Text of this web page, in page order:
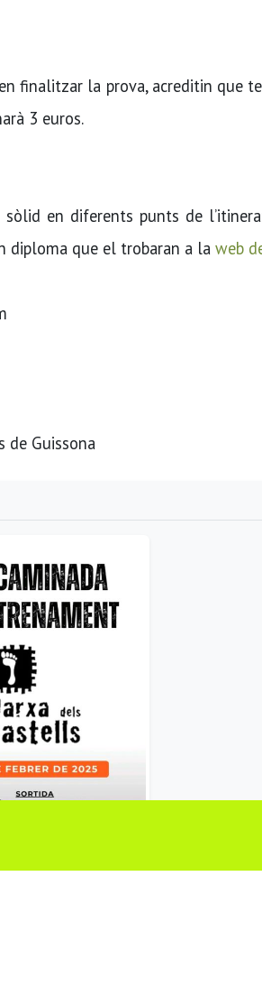
finalitzar la prova, acreditin que
3 euros.
en diferents punts de
diploma que el trobaran a la web
de Guissona